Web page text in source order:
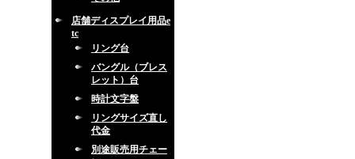
店舗ディスプレイ用品e
tc
リング台
バングル（ブレス
レット）台
時計文字盤
リングサイズ直し
代金
別途販売用チェー